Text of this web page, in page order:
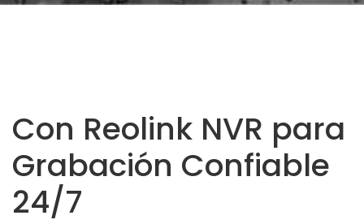
Con Reolink NVR para
Grabación Confiable
24/7